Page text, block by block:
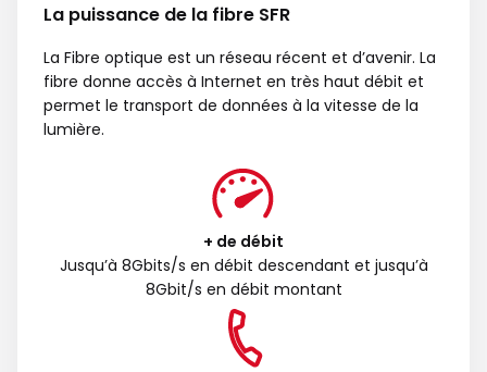
La puissance de la fibre SFR
La Fibre optique est un réseau récent et d’avenir. La
fibre donne accès à Internet en très haut débit et
permet le transport de données à la vitesse de la
lumière.
+ de débit
Jusqu’à 8Gbits/s en débit descendant et jusqu’à
8Gbit/s en débit montant